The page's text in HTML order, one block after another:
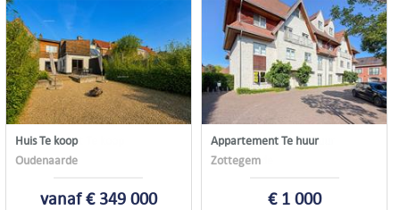
Huis Te koop
Oudenaarde
vanaf € 349 000
Appartement Te huur
Zottegem
€ 1 000